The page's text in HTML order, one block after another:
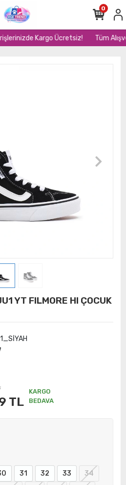
Kargo Ücretsiz! Tüm
0
YT FILMORE HI ÇOCUK
TL
KARGO
BEDAVA
31 32 33
34